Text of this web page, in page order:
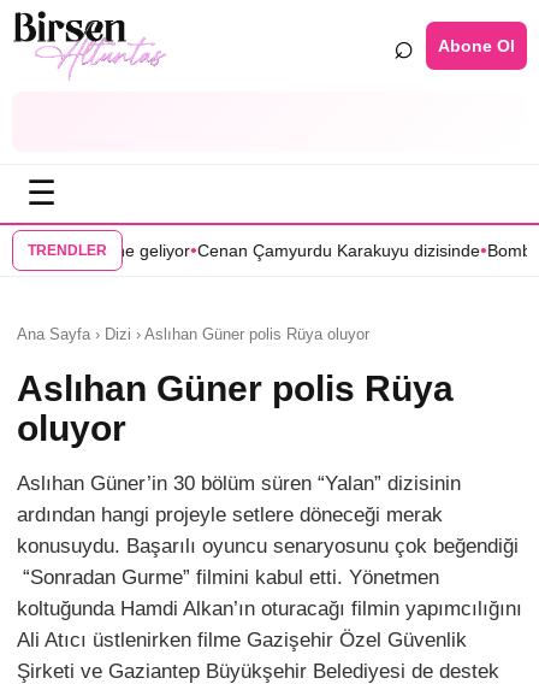
⌕ Abone Ol
☰
TRENDLER
Cenan Çamyurdu Karakuyu dizisinde•Bomba transfer! Caner
Ana Sayfa › Dizi › Aslıhan Güner polis Rüya oluyor
Aslıhan Güner polis Rüya
oluyor
Aslıhan Güner’in 30 bölüm süren “Yalan” dizisinin
ardından hangi projeyle setlere döneceği merak
konusuydu. Başarılı oyuncu senaryosunu çok beğendiği
“Sonradan Gurme” filmini kabul etti. Yönetmen
koltuğunda Hamdi Alkan’ın oturacağı filmin yapımcılığını
Ali Atıcı üstlenirken filme Gazişehir Özel Güvenlik
Şirketi ve Gaziantep Büyükşehir Belediyesi de destek